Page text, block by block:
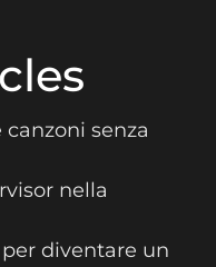
senza
nella
diventare un